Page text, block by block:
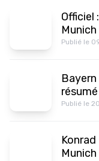
Officiel
Munich
Publié le
Publié le
Munich